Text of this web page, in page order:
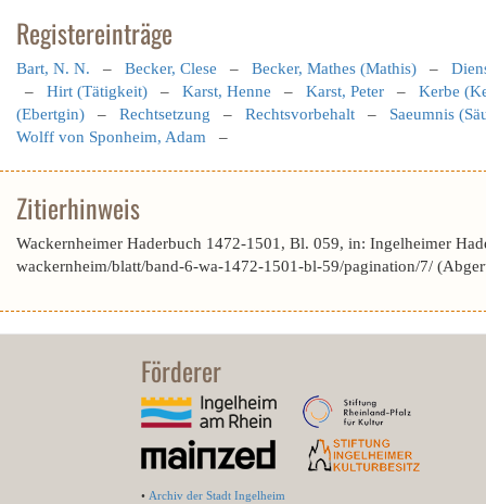
Registereinträge
Bart, N. N. – Becker, Clese – Becker, Mathes (Mathis) –
– Hirt (Tätigkeit) – Karst, Henne – Karst, Peter – Kerbe
(Ebertgin) – Rechtsetzung – Rechtsvorbehalt – Saeumnis
Wolff von Sponheim, Adam –
Zitierhinweis
Wackernheimer Haderbuch 1472-1501, Bl. 059, in: Ingelheimer
wackernheim/blatt/band-6-wa-1472-1501-bl-59/pagination/7/
Förderer
• Archiv der Stadt Ingelheim